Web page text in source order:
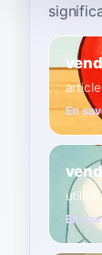
En
En